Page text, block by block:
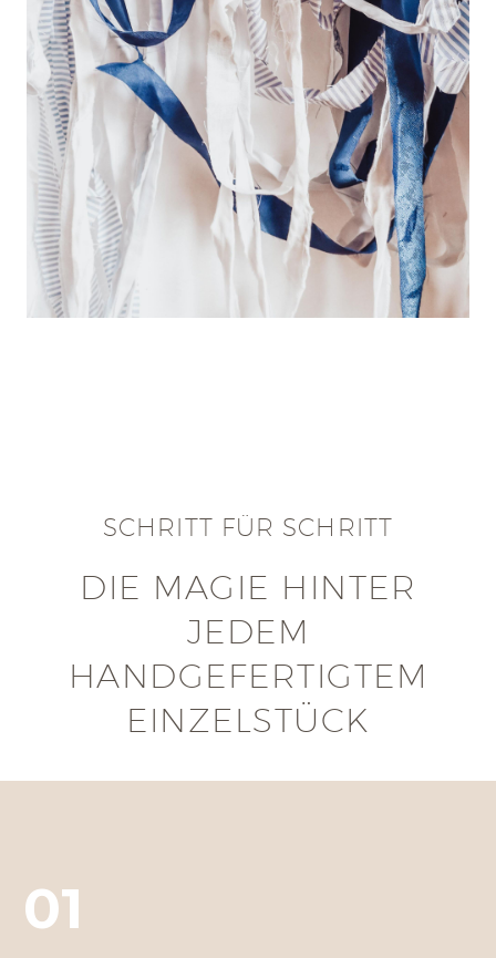
SCHRITT FÜR SCHRITT
DIE MAGIE HINTER
JEDEM
HANDGEFERTIGTEM
EINZELSTÜCK
01